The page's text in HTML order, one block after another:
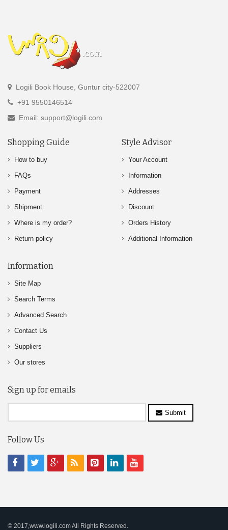
Logili Book House, Guntur city-522007
+91 9550146514
Email: support@logili.com
Shopping Guide
How to buy
FAQs
Payment
Shipment
Where is my order?
Return policy
Style Advisor
Your Account
Information
Addresses
Discount
Orders History
Additional Information
Information
Site Map
Search Terms
Advanced Search
Contact Us
Suppliers
Our stores
Sign up for emails
Submit
Follow Us
© 2017,www.logili.com All Rights Reserved.